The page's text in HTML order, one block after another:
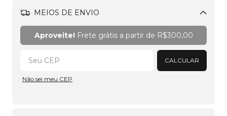
MEIOS DE ENVIO
Alterar CEP
Aproveite!Frete grátis a partir de R$300,00
CALCULAR
Não sei meu CEP